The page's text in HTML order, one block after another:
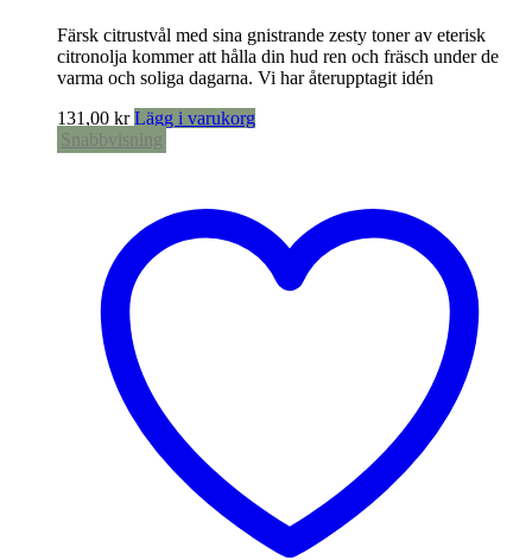
Färsk citrustvål med sina gnistrande zesty toner av eterisk
citronolja kommer att hålla din hud ren och fräsch under de
varma och soliga dagarna. Vi har återupptagit idén
131,00 kr Lägg i varukorg
Snabbvisning